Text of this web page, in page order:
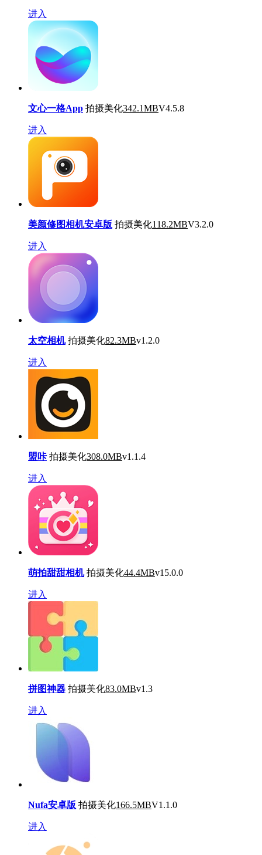
进入
文心一格App 拍摄美化342.1MBV4.5.8
进入
美颜修图相机安卓版 拍摄美化118.2MBV3.2.0
进入
太空相机 拍摄美化82.3MBv1.2.0
进入
盟咔 拍摄美化308.0MBv1.1.4
进入
萌拍甜甜相机 拍摄美化44.4MBv15.0.0
进入
拼图神器 拍摄美化83.0MBv1.3
进入
Nufa安卓版 拍摄美化166.5MBV1.1.0
进入